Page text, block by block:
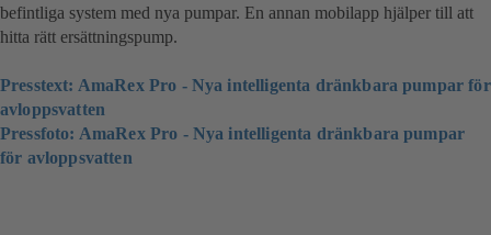
befintliga system med nya pumpar. En annan mobilapp hjälper till att
hitta rätt ersättningspump.
Presstext: AmaRex Pro - Nya intelligenta dränkbara pumpar för
avloppsvatten
Pressfoto: AmaRex Pro - Nya intelligenta dränkbara pumpar
för avloppsvatten